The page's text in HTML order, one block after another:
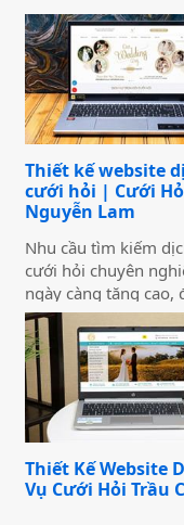
Thiết kế website
cưới hỏi | Cưới
Nguyễn Lam
Nhu cầu tìm kiếm
cưới hỏi chuyên
ngày càng tăng cao,
các doanh nghiệp
doanh dịch vụ cưới
phải có phương
đổi sao cho phù hợp
thời buổi công nghệ
tin ngày càng phát
Thiết Kế Website
Vụ Cưới Hỏi Trầu